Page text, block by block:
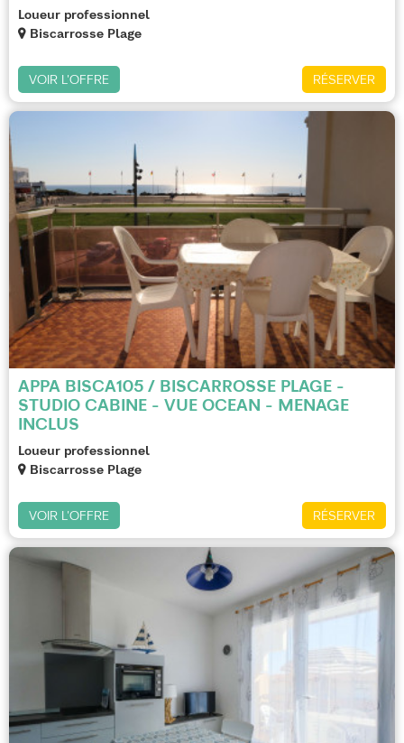
Loueur professionnel
Biscarrosse Plage
RÉSERVER
VOIR L'OFFRE
APPA BISCA105 / BISCARROSSE PLAGE -
STUDIO CABINE - VUE OCEAN - MENAGE
INCLUS
Loueur professionnel
Biscarrosse Plage
RÉSERVER
VOIR L'OFFRE